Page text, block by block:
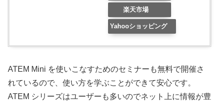
楽天市場
Yahooショッピング
ATEM Mini を使いこなすためのセミナーも無料で開催さ
れているので、使い方を学ぶことができて安心です。
ATEM シリーズはユーザーも多いのでネット上に情報が豊